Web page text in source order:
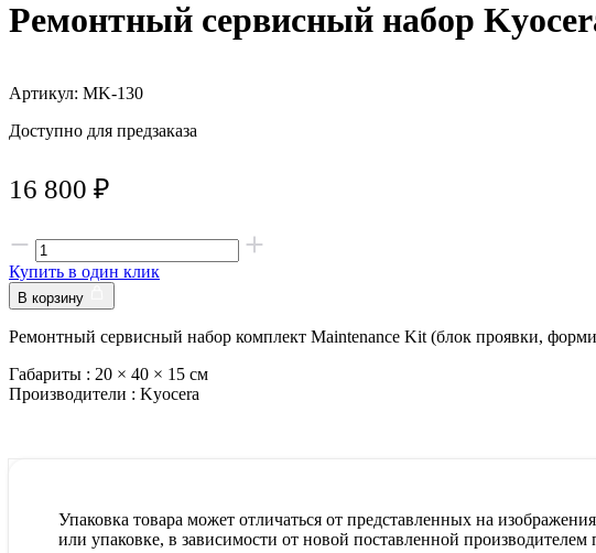
Ремонтный сервисный набор
Артикул: MK-130
Доступно для предзаказа
16 800 ₽
Купить в один клик
В корзину
Ремонтный сервисный набор комплект Maintenance Kit (блок проявки,
Габариты : 20 × 40 × 15 см
Производители : Kyocera
Упаковка товара может отличаться от представленных на
или упаковке, в зависимости от новой поставленной производителем